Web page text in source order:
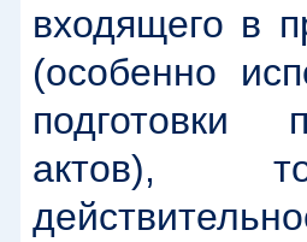
входящего в
(особенно
подготовки
актов),